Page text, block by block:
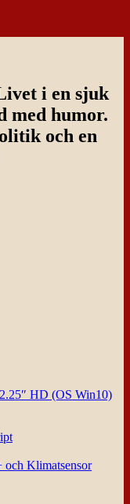
i en sjuk
med humor.
och en
HD (OS Win10)
och Klimatsensor